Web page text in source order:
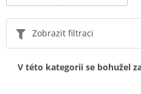
Zobrazit filtraci
V této kategorii se bohužel